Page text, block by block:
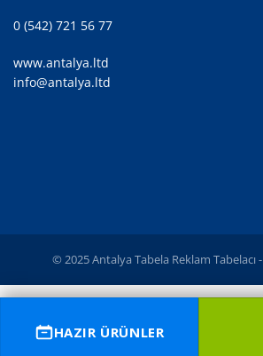
0 (542) 721 56 77
www.antalya.ltd
info@antalya.ltd
© 2025 Antalya Tabela Reklam Tabelacı -
HAZIR ÜRÜNLER